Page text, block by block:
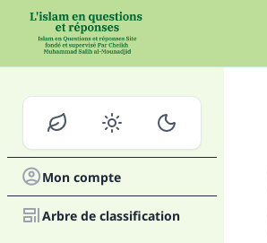
Mon compte
Arbre de classification